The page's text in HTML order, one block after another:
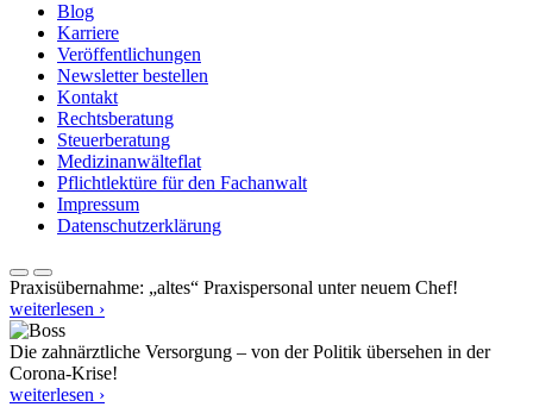
Blog
Karriere
Veröffentlichungen
Newsletter bestellen
Kontakt
Rechtsberatung
Steuerberatung
Medizinanwälteflat
Pflichtlektüre für den Fachanwalt
Impressum
Datenschutzerklärung
Praxisübernahme: „altes“ Praxispersonal unter neuem Chef!
weiterlesen ›
Die zahnärztliche Versorgung – von der Politik übersehen in der
Corona-Krise!
weiterlesen ›